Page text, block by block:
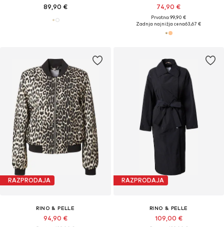
89,90 € 74,90 €
Prvotno: 99,90 €
Zadnja najnižja cena63,67 €
RAZPRODAJA
RINO & PELLE
94,90 €
RAZPRODAJA
RINO & PELLE
109,00 €